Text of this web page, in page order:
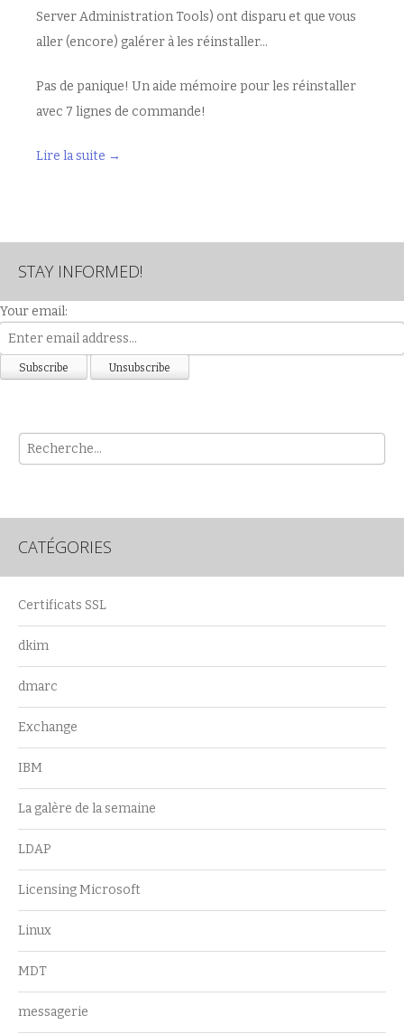
Server Administration Tools) ont disparu et que vous
aller (encore) galérer à les réinstaller…
Pas de panique! Un aide mémoire pour les réinstaller
avec 7 lignes de commande!
Lire la suite →
STAY INFORMED!
Your email:
Rech
CATÉGORIES
Certificats SSL
dkim
dmarc
Exchange
IBM
La galère de la semaine
LDAP
Licensing Microsoft
Linux
MDT
messagerie